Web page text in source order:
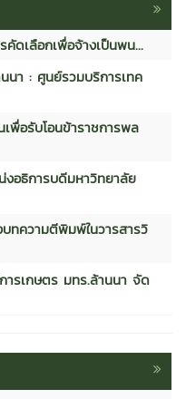
คัดเลือกเพื่อจ้างเป็นพน...
นา : ศูนย์รวมบริการเทค
เพื่อรับโอนข้าราชการพล
อธิการบดีมหาวิทยาลัย
ทความตีพิมพ์ในวารสารวิ
ารเกษตร มทร.ล้านนา จัด